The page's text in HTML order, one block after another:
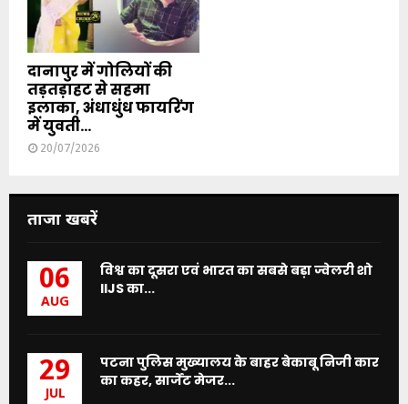
दानापुर में गोलियों की
तड़तड़ाहट से सहमा
इलाका, अंधाधुंध फायरिंग
में युवती...
20/07/2026
ताजा खबरें
06
AUG
विश्व का दूसरा एवं भारत का सबसे बड़ा ज्वेलरी शो
IIJS का...
29
JUL
पटना पुलिस मुख्यालय के बाहर बेकाबू निजी कार
का कहर, सार्जेंट मेजर...